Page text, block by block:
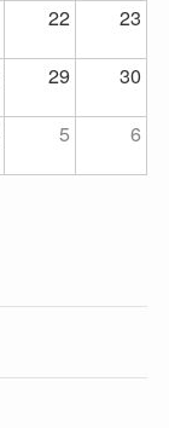
22
23
29
30
5 6